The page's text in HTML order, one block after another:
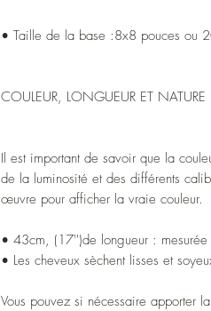
• Taille de la base :8x8 pouces ou
COULEUR, LONGUEUR ET NATURE
Il est important de savoir que la
de la luminosité et des différents
œuvre pour afficher la vraie couleur.
• 43cm, (17'')de longueur :
• Les cheveux sèchent lisses et
Vous pouvez si nécessaire apporter